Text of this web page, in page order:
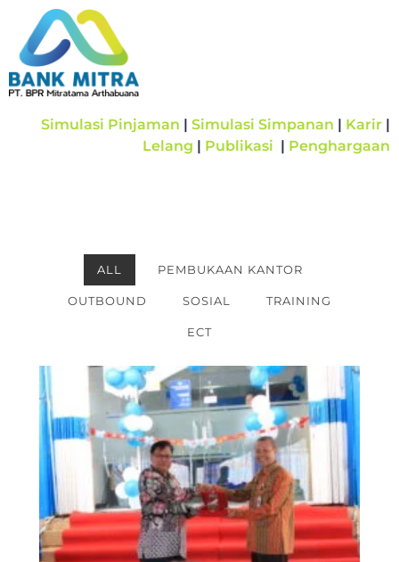
Simulasi Pinjaman | Simulasi Simpanan | Karir |
Lelang | Publikasi | Penghargaan
ALL PEMBUKAAN KANTOR
OUTBOUND SOSIAL TRAINING
ECT